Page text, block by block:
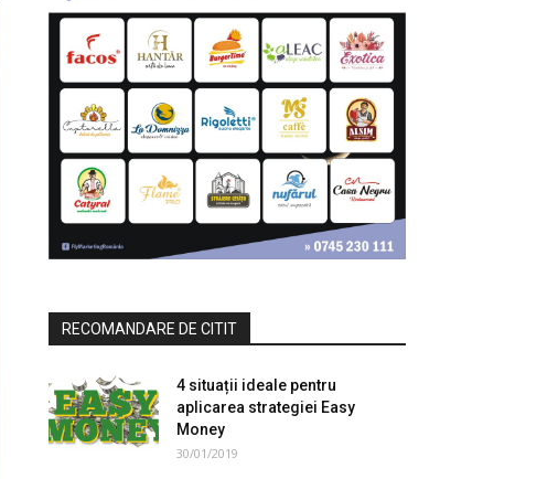
RECOMANDARE DE CITIT
4 situații ideale pentru
aplicarea strategiei Easy
Money
30/01/2019